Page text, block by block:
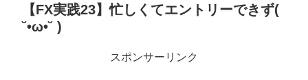
【FX実践23】忙しくてエントリーできず(
˘•ω•˘ )
スポンサーリンク